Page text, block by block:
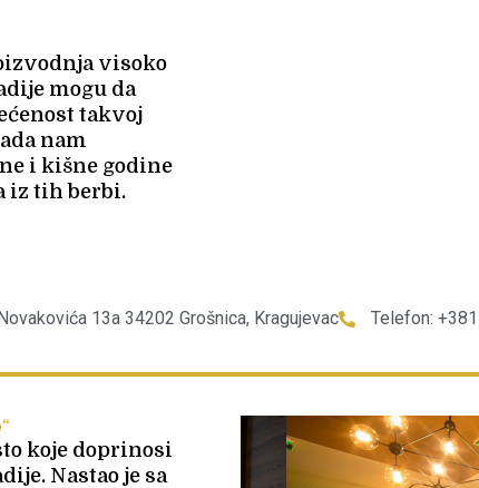
visoko
mogu da
takvoj
nam
i kišne godine
iz tih berbi.
13a 34202 Grošnica, Kragujevac Telefon:
koje doprinosi
Nastao je sa